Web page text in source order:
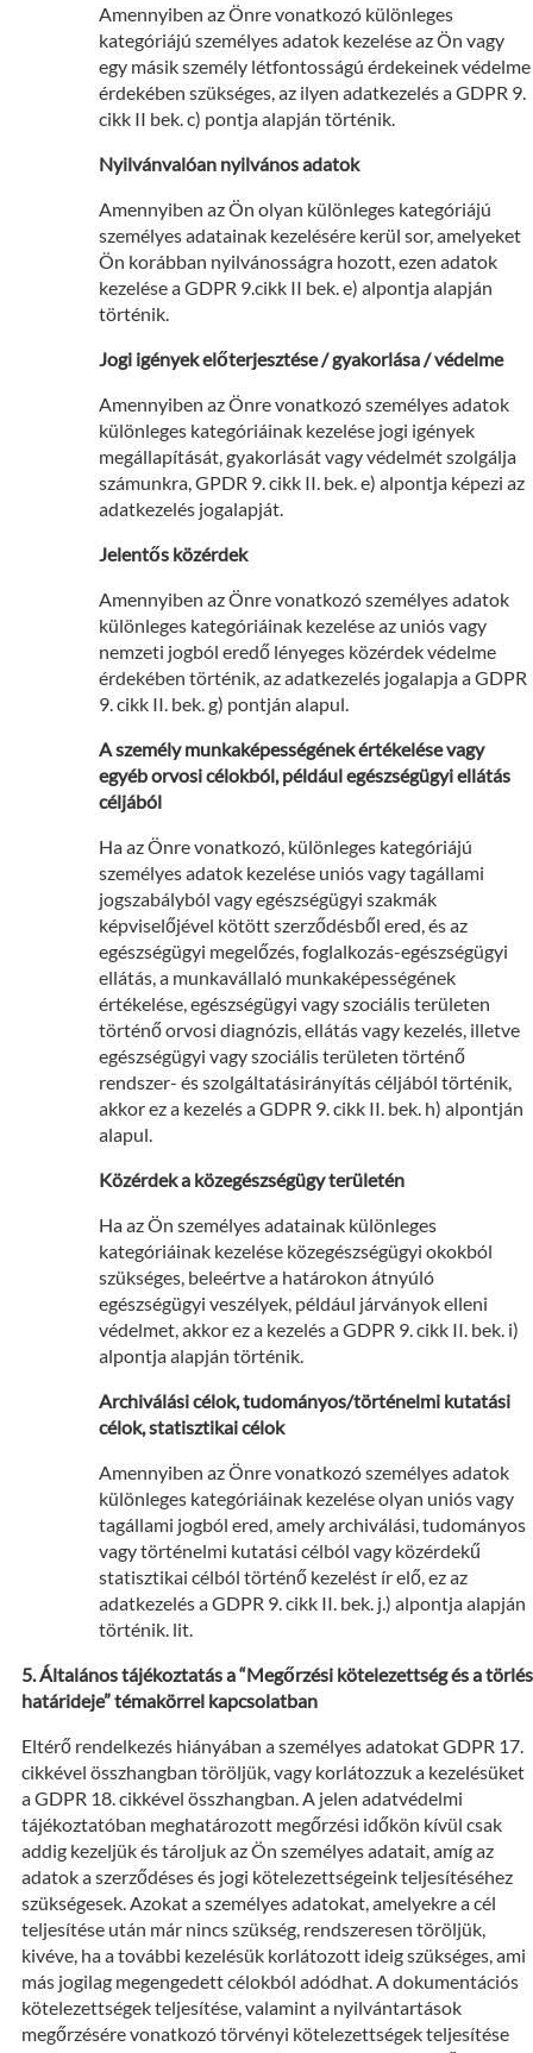
Amennyiben az Önre vonatkozó különleges
kategóriájú személyes adatok kezelése az Ön vagy
egy másik személy létfontosságú érdekeinek védelme
érdekében szükséges, az ilyen adatkezelés a GDPR 9.
cikk II bek. c) pontja alapján történik.
Nyilvánvalóan nyilvános adatok
Amennyiben az Ön olyan különleges kategóriájú
személyes adatainak kezelésére kerül sor, amelyeket
Ön korábban nyilvánosságra hozott, ezen adatok
kezelése a GDPR 9.cikk II bek. e) alpontja alapján
történik.
Jogi igények előterjesztése / gyakorlása / védelme
Amennyiben az Önre vonatkozó személyes adatok
különleges kategóriáinak kezelése jogi igények
megállapítását, gyakorlását vagy védelmét szolgálja
számunkra, GPDR 9. cikk II. bek. e) alpontja képezi az
adatkezelés jogalapját.
Jelentős közérdek
Amennyiben az Önre vonatkozó személyes adatok
különleges kategóriáinak kezelése az uniós vagy
nemzeti jogból eredő lényeges közérdek védelme
érdekében történik, az adatkezelés jogalapja a GDPR
9. cikk II. bek. g) pontján alapul.
A személy munkaképességének értékelése vagy
egyéb orvosi célokból, például egészségügyi ellátás
céljából
Ha az Önre vonatkozó, különleges kategóriájú
személyes adatok kezelése uniós vagy tagállami
jogszabályból vagy egészségügyi szakmák
képviselőjével kötött szerződésből ered, és az
egészségügyi megelőzés, foglalkozás-egészségügyi
ellátás, a munkavállaló munkaképességének
értékelése, egészségügyi vagy szociális területen
történő orvosi diagnózis, ellátás vagy kezelés, illetve
egészségügyi vagy szociális területen történő
rendszer- és szolgáltatásirányítás céljából történik,
akkor ez a kezelés a GDPR 9. cikk II. bek. h) alpontján
alapul.
Közérdek a közegészségügy területén
Ha az Ön személyes adatainak különleges
kategóriáinak kezelése közegészségügyi okokból
szükséges, beleértve a határokon átnyúló
egészségügyi veszélyek, például járványok elleni
védelmet, akkor ez a kezelés a GDPR 9. cikk II. bek. i)
alpontja alapján történik.
Archiválási célok, tudományos/történelmi kutatási
célok, statisztikai célok
Amennyiben az Önre vonatkozó személyes adatok
különleges kategóriáinak kezelése olyan uniós vagy
tagállami jogból ered, amely archiválási, tudományos
vagy történelmi kutatási célból vagy közérdekű
statisztikai célból történő kezelést ír elő, ez az
adatkezelés a GDPR 9. cikk II. bek. j.) alpontja alapján
történik. lit.
Általános tájékoztatás a “Megőrzési kötelezettség és a törlés
határideje” témakörrel kapcsolatban
Eltérő rendelkezés hiányában a személyes adatokat GDPR 17.
cikkével összhangban töröljük, vagy korlátozzuk a kezelésüket
a GDPR 18. cikkével összhangban. A jelen adatvédelmi
tájékoztatóban meghatározott megőrzési időkön kívül csak
addig kezeljük és tároljuk az Ön személyes adatait, amíg az
adatok a szerződéses és jogi kötelezettségeink teljesítéséhez
szükségesek. Azokat a személyes adatokat, amelyekre a cél
teljesítése után már nincs szükség, rendszeresen töröljük,
kivéve, ha a további kezelésük korlátozott ideig szükséges, ami
más jogilag megengedett célokból adódhat. A dokumentációs
kötelezettségek teljesítése, valamint a nyilvántartások
megőrzésére vonatkozó törvényi kötelezettségek teljesítése